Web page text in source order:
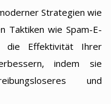
Strategien wie
Taktiken wie Spam-E-
die Effektivität Ihrer
indem sie
und